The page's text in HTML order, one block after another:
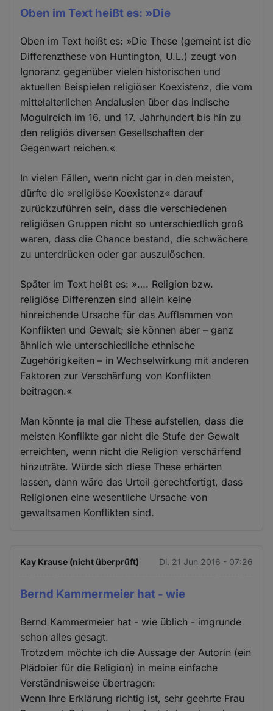
Oben im Text heißt es: »Die
Oben im Text heißt es: »Die These (gemeint ist die
Differenzthese von Huntington, U.L.) zeugt von
Ignoranz gegenüber vielen historischen und
aktuellen Beispielen religiöser Koexistenz, die vom
mittelalterlichen Andalusien über das indische
Mogulreich im 16. und 17. Jahrhundert bis hin zu
den religiös diversen Gesellschaften der
Gegenwart reichen.«
In vielen Fällen, wenn nicht gar in den meisten,
dürfte die »religiöse Koexistenz« darauf
zurückzuführen sein, dass die verschiedenen
religiösen Gruppen nicht so unterschiedlich groß
waren, dass die Chance bestand, die schwächere
zu unterdrücken oder gar auszulöschen.
Später im Text heißt es: »…. Religion bzw.
religiöse Differenzen sind allein keine
hinreichende Ursache für das Aufflammen von
Konflikten und Gewalt; sie können aber – ganz
ähnlich wie unterschiedliche ethnische
Zugehörigkeiten – in Wechselwirkung mit anderen
Faktoren zur Verschärfung von Konflikten
beitragen.«
Man könnte ja mal die These aufstellen, dass die
meisten Konflikte gar nicht die Stufe der Gewalt
erreichten, wenn nicht die Religion verschärfend
hinzuträte. Würde sich diese These erhärten
lassen, dann wäre das Urteil gerechtfertigt, dass
Religionen eine wesentliche Ursache von
gewaltsamen Konflikten sind.
Kay Krause (nicht überprüft) Di. 21 Jun 2016 - 07:26
Bernd Kammermeier hat - wie
Bernd Kammermeier hat - wie üblich - imgrunde
schon alles gesagt.
Trotzdem möchte ich die Aussage der Autorin (ein
Plädoier für die Religion) in meine einfache
Verständnisweise übertragen:
Wenn Ihre Erklärung richtig ist, sehr geehrte Frau